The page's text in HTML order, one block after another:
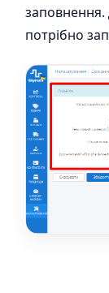
потрібно